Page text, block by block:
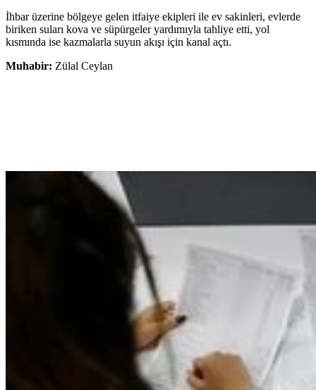
İhbar üzerine bölgeye gelen itfaiye ekipleri ile ev sakinleri, evlerde
biriken suları kova ve süpürgeler yardımıyla tahliye etti, yol
kısmında ise kazmalarla suyun akışı için kanal açtı.
Muhabir: Zülal Ceylan